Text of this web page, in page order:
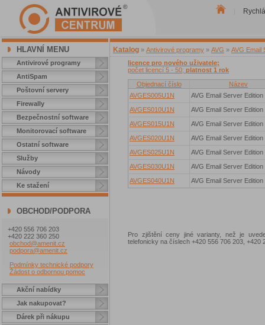
HLAVNÍ MENU
Antivirové programy
AntiSpam
Poštovní servery
Firewally
Bezpečnostní software
Monitorovací software
Ostatní software
Služby
Návody
Ke stažení
OBCHOD/PODPORA
+420 556 706 203
+420 222 360 250
obchod@amenit.cz
podpora@amenit.cz
Podmínky technické podpory
Žádost o odbornou pomoc
Akční nabídky
Jak nakupovat?
Dárek při nákupu
Katalog » Antivirové programy » AVG » AVG Email
licence pro nového uživatele;
počet licencí 5 - 50; platnost 1 rok
Objednací číslo
Název
AVGES005U1N
AVG Email Server Edition
AVGES010U1N
AVG Email Server Edition
AVGES015U1N
AVG Email Server Edition
AVGES020U1N
AVG Email Server Edition
AVGES025U1N
AVG Email Server Edition
AVGES030U1N
AVG Email Server Edition
AVGES040U1N
AVG Email Server Edition
Pro zjištění ceny jiné varianty, než je
telefonicky na číslech +420 556 706 203, +420